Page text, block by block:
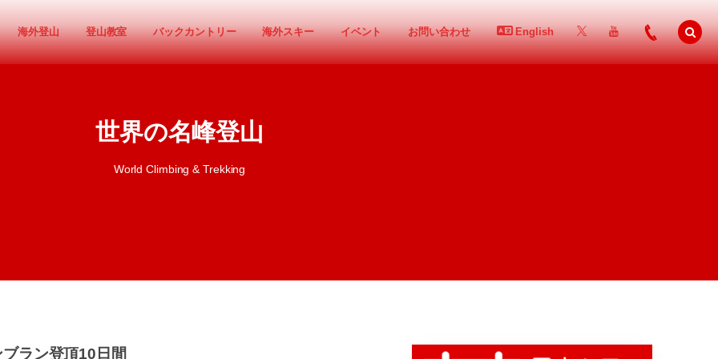
海外登山 登山教室 バックカントリー 海外スキー イベント お問い合わせ English
世界の名峰登山
World Climbing & Trekking
ラン登頂10日間